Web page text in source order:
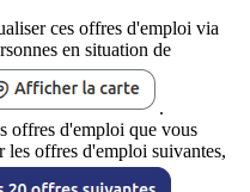
ces offres d'emploi via
en situation de
.
offres d'emploi que vous
les offres d'emploi suivantes,